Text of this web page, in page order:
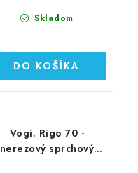
Skladom
DO KOŠÍKA
Vogi. Rigo 70 -
nerezový sprchový